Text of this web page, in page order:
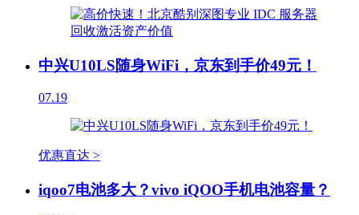
中兴U10LS随身WiFi，京东到手价49元！
07.19
优惠直达 >
iqoo7电池多大？vivo iQOO手机电池容量？